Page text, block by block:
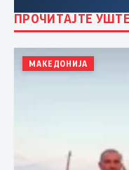
ПРОЧИТАЈТЕ
МАКЕДОНИЈА